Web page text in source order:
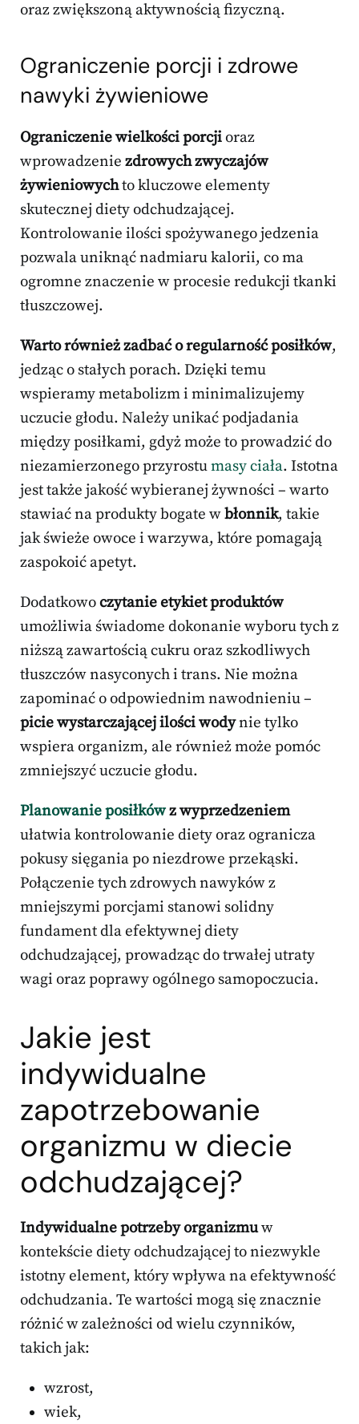
oraz zwiększoną aktywnością fizyczną.
Ograniczenie porcji i zdrowe
nawyki żywieniowe
Ograniczenie wielkości porcjioraz
wprowadzenie zdrowych zwyczajów
żywieniowychto kluczowe elementy
skutecznej diety odchudzającej.
Kontrolowanie ilości spożywanego jedzenia
pozwala uniknąć nadmiaru kalorii, co ma
ogromne znaczenie w procesie redukcji tkanki
tłuszczowej.
Warto również zadbać o regularność posiłków,
jedząc o stałych porach. Dzięki temu
wspieramy metabolizm i minimalizujemy
uczucie głodu. Należy unikać podjadania
między posiłkami, gdyż może to prowadzić do
niezamierzonego przyrostumasy ciała. Istotna
jest także jakość wybieranej żywności – warto
stawiać na produkty bogate wbłonnik, takie
jak świeże owoce i warzywa, które pomagają
zaspokoić apetyt.
Dodatkowoczytanie etykiet produktów
umożliwia świadome dokonanie wyboru tych z
niższą zawartością cukru oraz szkodliwych
tłuszczów nasyconych i trans. Nie można
zapominać o odpowiednim nawodnieniu –
picie wystarczającej ilości wodynie tylko
wspiera organizm, ale również może pomóc
zmniejszyć uczucie głodu.
Planowanie posiłkówz wyprzedzeniem
ułatwia kontrolowanie diety oraz ogranicza
pokusy sięgania po niezdrowe przekąski.
Połączenie tych zdrowych nawyków z
mniejszymi porcjami stanowi solidny
fundament dla efektywnej diety
odchudzającej, prowadząc do trwałej utraty
wagi oraz poprawy ogólnego samopoczucia.
Jakie jest
indywidualne
zapotrzebowanie
organizmu w diecie
odchudzającej?
Indywidualne potrzeby organizmuw
kontekście diety odchudzającej to niezwykle
istotny element, który wpływa na efektywność
odchudzania. Te wartości mogą się znacznie
różnić w zależności od wielu czynników,
takich jak:
wzrost,
wiek,